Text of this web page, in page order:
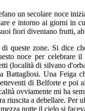
un secolare noce
e intorno ai giorni in
fiori diventano frutti,
queste zone. Si dice
noce per celebrare
(località di silvano
Una Feiga
di Belforte e poi
ovviamente mi ha
riuscita a debellare.
notte il cielo si